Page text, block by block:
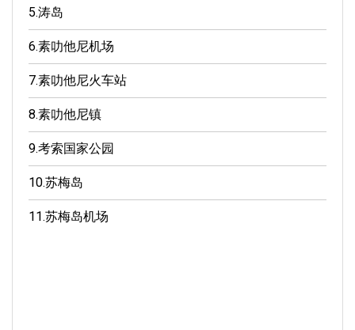
5.涛岛
6.素叻他尼机场
7.素叻他尼火车站
8.素叻他尼镇
9.考索国家公园
10.苏梅岛
11.苏梅岛机场